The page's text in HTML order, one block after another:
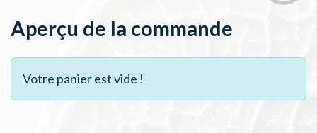
Aperçu de la commande
Votre panier est vide !